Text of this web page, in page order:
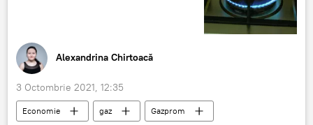
Alexandrina Chirtoacă
3 Octombrie 2021, 12:35
Economie gaz
Gazprom